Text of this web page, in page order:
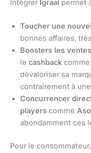
Intégrer Igraal permet
Toucher une
bonnes affaires,
Boosters les
le cashback
dévaloriser sa
contrairement à
Concurrencer
players comme
abondamment ces
Pour le